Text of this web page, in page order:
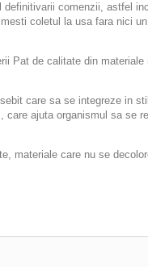
comenzii, astfel
coletul la usa fara nici
Pat de calitate din
care sa se integreze in
ajuta organismul sa se
materiale care nu se